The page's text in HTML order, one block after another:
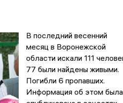
В последний весенний
месяц в Воронежской
области искали 111
77 были найдены живыми.
Погибли 6 пропавших.
Информация об этом была